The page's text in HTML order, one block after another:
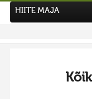
Hiite kuvavõistlus
HIITE MAJA